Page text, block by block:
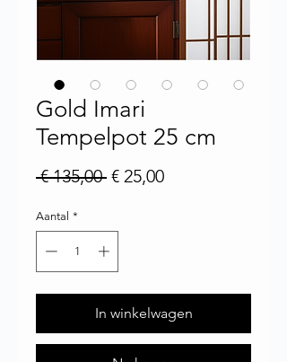
Gold Imari
Tempelpot 25 cm
€ 135,00 Normale prijs
€ 25,00Verkoopprijs
Aantal *
In winkelwagen